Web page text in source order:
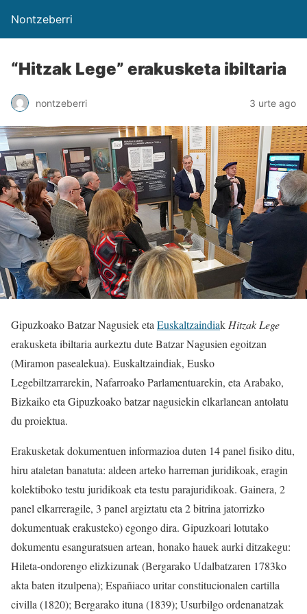
Nontzeberri
“Hitzak Lege” erakusketa ibiltaria
nontzeberri 3 urte ago
Gipuzkoako Batzar Nagusiek etaEuskaltzaindiakHitzak Lege
erakusketa ibiltaria aurkeztu dute Batzar Nagusien egoitzan
(Miramon pasealekua). Euskaltzaindiak, Eusko
Legebiltzarrarekin, Nafarroako Parlamentuarekin, eta Arabako,
Bizkaiko eta Gipuzkoako batzar nagusiekin elkarlanean antolatu
du proiektua.
Erakusketak dokumentuen informazioa duten 14 panel fisiko ditu,
hiru ataletan banatuta: aldeen arteko harreman juridikoak, eragin
kolektiboko testu juridikoak eta testu parajuridikoak. Gainera, 2
panel elkarreragile, 3 panel argiztatu eta 2 bitrina jatorrizko
dokumentuak erakusteko) egongo dira. Gipuzkoari lotutako
dokumentu esanguratsuen artean, honako hauek aurki ditzakegu:
Hileta-ondorengo elizkizunak (Bergarako Udalbatzaren 1783ko
akta baten itzulpena); Españiaco uritar constitucionalen cartilla
civilla (1820); Bergarako ituna (1839); Usurbilgo ordenanatzak